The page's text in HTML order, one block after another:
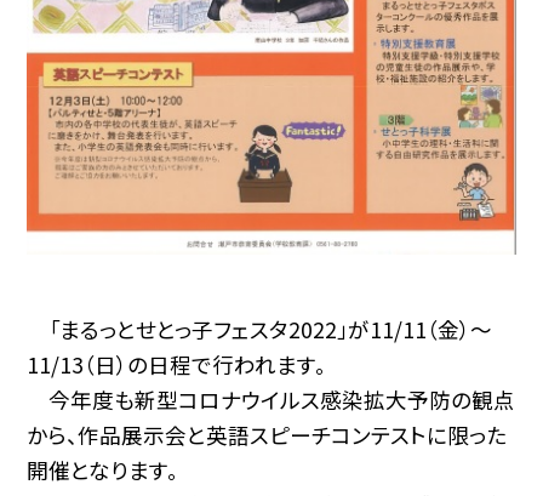
「まるっとせとっ子フェスタ2022」が11/11（金）〜
11/13（日）の日程で行われます。
今年度も新型コロナウイルス感染拡大予防の観点
から、作品展示会と英語スピーチコンテストに限った
開催となります。